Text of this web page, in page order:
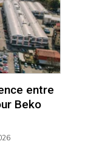
entre
Beko